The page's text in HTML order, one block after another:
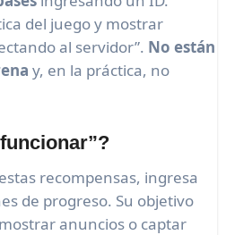
del juego y mostrar
al servidor”. No están
y, en la práctica, no
recompensas, ingresa
de progreso. Su objetivo
anuncios o captar